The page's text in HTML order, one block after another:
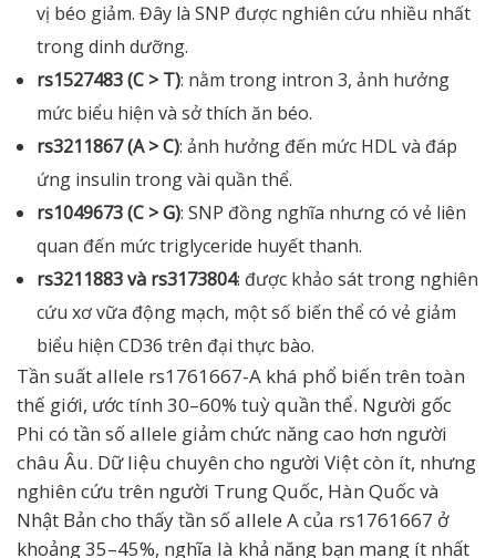
vị béo giảm. Đây là SNP được nghiên cứu nhiều nhất
trong dinh dưỡng.
rs1527483 (C > T): nằm trong intron 3, ảnh hưởng
mức biểu hiện và sở thích ăn béo.
rs3211867 (A > C): ảnh hưởng đến mức HDL và đáp
ứng insulin trong vài quần thể.
rs1049673 (C > G): SNP đồng nghĩa nhưng có vẻ liên
quan đến mức triglyceride huyết thanh.
rs3211883 và rs3173804: được khảo sát trong nghiên
cứu xơ vữa động mạch, một số biến thể có vẻ giảm
biểu hiện CD36 trên đại thực bào.
Tần suất allele rs1761667-A khá phổ biến trên toàn
thế giới, ước tính 30–60% tuỳ quần thể. Người gốc
Phi có tần số allele giảm chức năng cao hơn người
châu Âu. Dữ liệu chuyên cho người Việt còn ít, nhưng
nghiên cứu trên người Trung Quốc, Hàn Quốc và
Nhật Bản cho thấy tần số allele A của rs1761667 ở
khoảng 35–45%, nghĩa là khả năng bạn mang ít nhất